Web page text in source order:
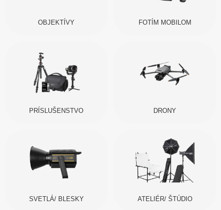
OBJEKTÍVY FOTÍM MOBILOM
PRÍSLUŠENSTVO DRONY
SVETLÁ/ BLESKY ATELIÉR/ ŠTÚDIO